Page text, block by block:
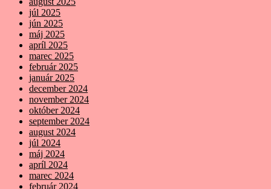
júl 2025
jún 2025
máj 2025
apríl 2025
marec 2025
február 2025
január 2025
december 2024
november 2024
október 2024
september 2024
august 2024
júl 2024
máj 2024
apríl 2024
marec 2024
február 2024